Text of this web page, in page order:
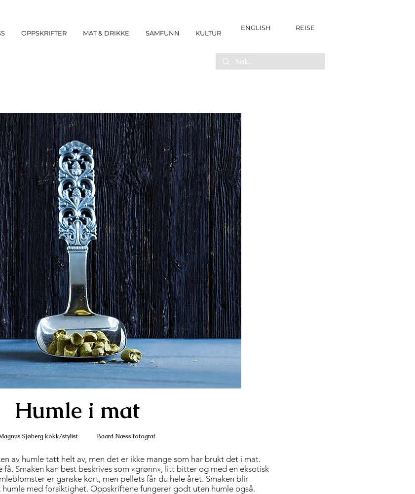
OPPSKRIFTER MAT & DRIKKE SAMFUNN KULTUR
ENGLISH REISE
Humle i mat
Sjøberg kokk/stylist Baard Næss fotograf
av humle tatt helt av, men det er ikke mange som har brukt det i mat.
få. Smaken kan best beskrives som «grønn», litt bitter og med en eksotisk
er ganske kort, men pellets får du hele året. Smaken blir
humle med forsiktighet. Oppskriftene fungerer godt uten humle også.